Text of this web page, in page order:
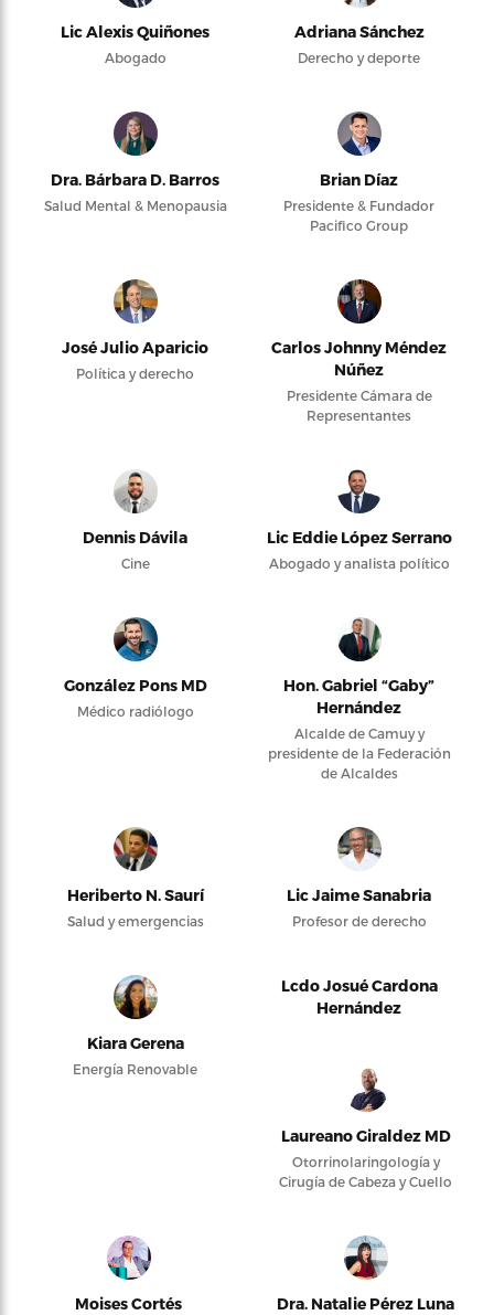
Lic Alexis Quiñones
Abogado
Adriana Sánchez
Derecho y deporte
Dra. Bárbara D. Barros
Salud Mental & Menopausia
Brian Díaz
Presidente & Fundador
Pacifico Group
José Julio Aparicio
Política y derecho
Carlos Johnny Méndez
Núñez
Presidente Cámara de
Representantes
Dennis Dávila
Cine
Lic Eddie López Serrano
Abogado y analista político
González Pons MD
Médico radiólogo
Hon. Gabriel “Gaby”
Hernández
Alcalde de Camuy y
presidente de la Federación
de Alcaldes
Heriberto N. Saurí
Salud y emergencias
Lic Jaime Sanabria
Profesor de derecho
Kiara Gerena
Energía Renovable
Lcdo Josué Cardona
Hernández
Laureano Giraldez MD
Otorrinolaringología y
Cirugía de Cabeza y Cuello
Moises Cortés Dra. Natalie Pérez Luna